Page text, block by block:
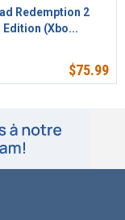
Redemption 2
Edition (Xbo...
$75.99